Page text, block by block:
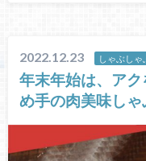
2022.12.23 しゃぶしゃ
年末年始は、ア
め手の肉美味しゃ